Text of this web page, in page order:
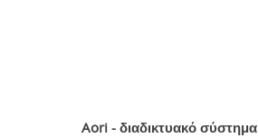
Aori - διαδικτυακό σύστημα